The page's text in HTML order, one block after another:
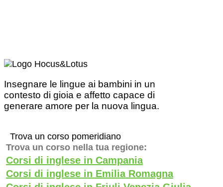
Insegnare le lingue ai bambini in un
contesto di gioia e affetto capace di
generare amore per la nuova lingua.
Trova un corso pomeridiano
Trova un corso nella tua regione:
Corsi di inglese in Campania
Corsi di inglese in Emilia Romagna